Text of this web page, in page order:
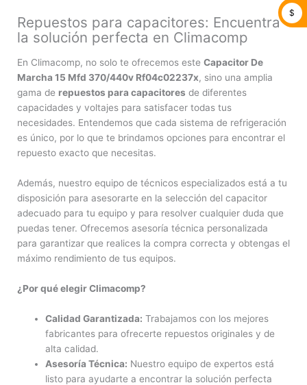
Repuestos para capacitores: Encuentra
la solución perfecta en Climacomp
En Climacomp, no solo te ofrecemos este Capacitor De
Marcha 15 Mfd 370/440v Rf04c02237x, sino una amplia
gama de repuestos para capacitores de diferentes
capacidades y voltajes para satisfacer todas tus
necesidades. Entendemos que cada sistema de refrigeración
es único, por lo que te brindamos opciones para encontrar el
repuesto exacto que necesitas.
Además, nuestro equipo de técnicos especializados está a tu
disposición para asesorarte en la selección del capacitor
adecuado para tu equipo y para resolver cualquier duda que
puedas tener. Ofrecemos asesoría técnica personalizada
para garantizar que realices la compra correcta y obtengas el
máximo rendimiento de tus equipos.
¿Por qué elegir Climacomp?
Calidad Garantizada: Trabajamos con los mejores
fabricantes para ofrecerte repuestos originales y de
alta calidad.
Asesoría Técnica: Nuestro equipo de expertos está
listo para ayudarte a encontrar la solución perfecta
$